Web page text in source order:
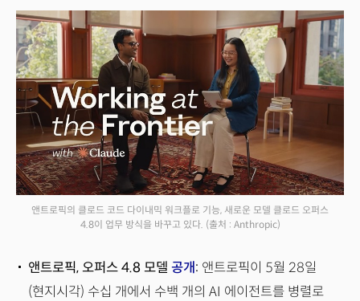
앤트로픽의 클로드 코드 다이내믹 워크플로 기능, 새로운 모델 클로드 오퍼스
4.8이 업무 방식을 바꾸고 있다. (출처 : Anthropic)
앤트로픽, 오퍼스 4.8 모델 공개: 앤트로픽이 5월 28일
(현지시각) 수십 개에서 수백 개의 AI 에이전트를 병렬로